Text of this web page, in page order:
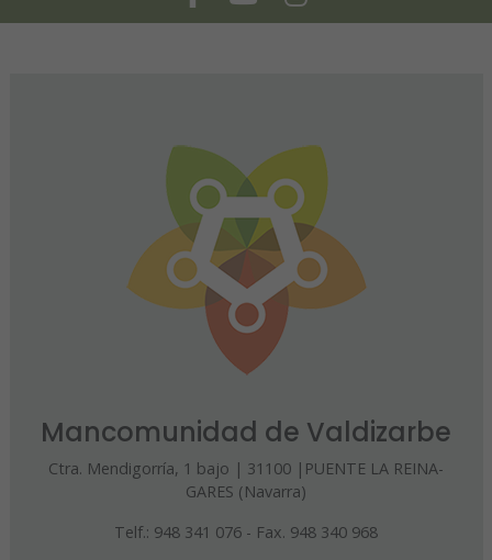
Mancomunidad de Valdizarbe
Ctra. Mendigorría, 1 bajo | 31100 |PUENTE LA REINA-
GARES (Navarra)
Telf.: 948 341 076 - Fax. 948 340 968